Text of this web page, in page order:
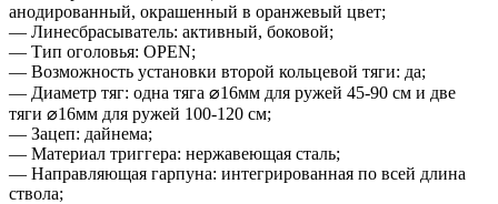
анодированный, окрашенный в оранжевый цвет;
— Линесбрасыватель: активный, боковой;
— Тип оголовья: OPEN;
— Возможность установки второй кольцевой тяги: да;
— Диаметр тяг: одна тяга ⌀16мм для ружей 45-90 см и две
тяги ⌀16мм для ружей 100-120 см;
— Зацеп: дайнема;
— Материал триггера: нержавеющая сталь;
— Направляющая гарпуна: интегрированная по всей длина
ствола;